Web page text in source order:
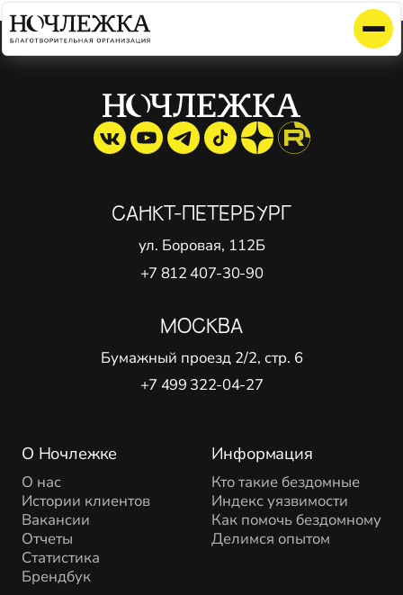
Элемент не найден!
О Ночлежке
О нас
Истории клиентов
Вакансии
Отчеты
Статистика
Брендбук
Информация
Кто такие бездомные
Индекс уязвимости
Как помочь бездомному
Делимся опытом
САНКТ-ПЕТЕРБУРГ
ул. Боровая, 112Б
+7 812 407-30-90
МОСКВА
Бумажный проезд 2/2, стр. 6
+7 499 322-04-27